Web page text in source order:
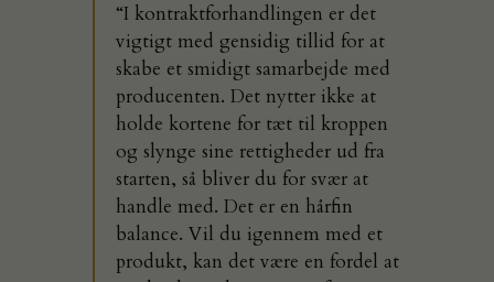
“I kontraktforhandlingen er det
vigtigt med gensidig tillid for at
skabe et smidigt samarbejde med
producenten. Det nytter ikke at
holde kortene for tæt til kroppen
og slynge sine rettigheder ud fra
starten, så bliver du for svær at
handle med. Det er en hårfin
balance. Vil du igennem med et
produkt, kan det være en fordel at